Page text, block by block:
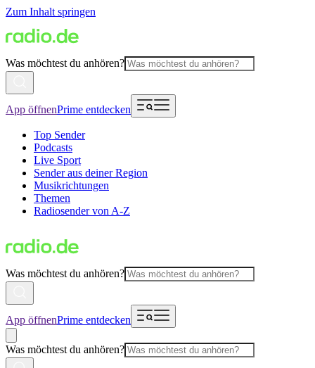
Zum Inhalt springen
Was möchtest du anhören?
App öffnenPrime entdecken
Top Sender
Podcasts
Live Sport
Sender aus deiner Region
Musikrichtungen
Themen
Radiosender von A-Z
Was möchtest du anhören?
App öffnenPrime entdecken
Was möchtest du anhören?